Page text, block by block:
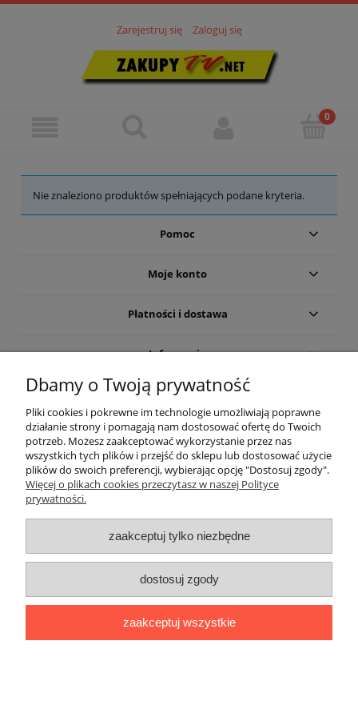
Zarejestruj się Zaloguj się
Nie znaleziono produktów spełniających podane kryteria.
Pomoc
Moje konto
Płatności i dostawa
Informacje
ZakupyTV.net
| Al. Wojska Polskiego 86 | 65-762 Zielona Góra |
woj. lubuskie | tel: 535 937 897 | mail: groupsale@poczta.fm
pokaż pełną wersję strony
Sklep internetowy Shoper.pl
Dbamy o Twoją prywatność
Pliki cookies i pokrewne im technologie umożliwiają poprawne
działanie strony i pomagają nam dostosować ofertę do Twoich
potrzeb. Możesz zaakceptować wykorzystanie przez nas
wszystkich tych plików i przejść do sklepu lub dostosować użycie
plików do swoich preferencji, wybierając opcję "Dostosuj zgody".
Więcej o plikach cookies przeczytasz w naszej Polityce
prywatności.
zaakceptuj tylko niezbędne
dostosuj zgody
zaakceptuj wszystkie